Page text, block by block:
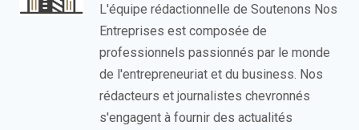
L'équipe rédactionnelle de Soutenons Nos
Entreprises est composée de
professionnels passionnés par le monde
de l'entrepreneuriat et du business. Nos
rédacteurs et journalistes chevronnés
s'engagent à fournir des actualités